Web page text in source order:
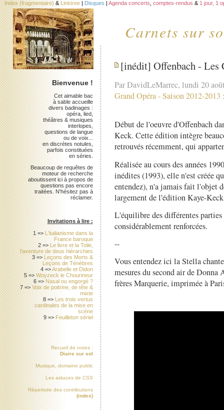
Carnets sur
Index (fragmentaire) & Linktree | Disques | Agenda concerts comptes-rendus & 1 jour, 1
[inédit] Offenbach - Les
Par DavidLeMarrec, lundi 20
Grand Opéra-Saison 2012-2013
Début de l'oeuvre d'Offenbach
Keck. Cette édition intègre
retrouvés récemment, qui
Réalisée au cours des années
inédites (1993), elle n'est créée
entendez), n'a jamais fait l'objet
largement de l'édition Kaye-
L'équilibre des différentes
considérablement renforcées.
--
Vous entendez ici la Stella
mesures du second air de
frères Marquerie, imprimée à
Bienvenue !
Cet aimable bac
à sable accueille
divers badinages :
opéra, lied,
théâtres & musiques
interlopes,
questions de langue
ou de voix...
en discrètes notules,
parfois constituées
en séries.
Beaucoup de requêtes de
moteur de recherche
aboutissent ici à propos de
questions pas encore
traitées. N'hésitez pas à
réclamer.
Invitations à lire :
1 => L'italianisme dans la
France baroque
2 => Le livre et la Toile,
l'aventure de deux hiérarchies
3 => Leçons des Morts &
Leçons de Ténèbres
4 =>Arabelle et Didon
5 =>Woyzeck le Chourineur
6 => Nasal ou engorgé ?
7 =>Voix de poitrine, de tête &
mixte
8 => Les trois vertus
cardinales de la mise en
scène
9 => Feuilleton sériel
Recueil de notes :
Diaire sur sol
Musique, domaine public
Les astuces de CSS
Répertoire des contributions
(index)